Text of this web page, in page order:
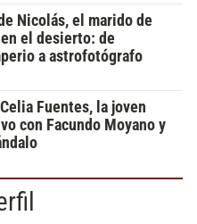
Nicolás, el marido de
el desierto: de
a astrofotógrafo
Fuentes, la joven
con Facundo Moyano y